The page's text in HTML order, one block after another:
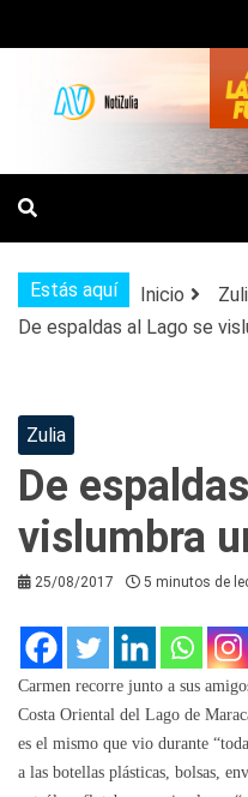
al
contenido
NOTICIAS
DE
Estás aquí Inicio
De espaldas al Lago se
Zulia
De
vislumbra
25/08/2017 5 minutos de
Carmen recorre junto a sus
Costa Oriental del Lago de
es el mismo que vio durante
a las botellas plásticas, bolsas,